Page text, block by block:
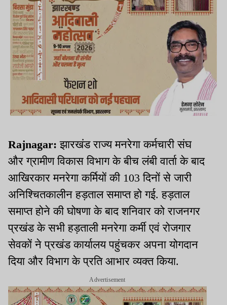
Rajnagar: झारखंड राज्य मनरेगा कर्मचारी संघ
और ग्रामीण विकास विभाग के बीच लंबी वार्ता के बाद
आखिरकार मनरेगा कर्मियों की 103 दिनों से जारी
अनिश्चितकालीन हड़ताल समाप्त हो गई. हड़ताल
समाप्त होने की घोषणा के बाद शनिवार को राजनगर
प्रखंड के सभी हड़ताली मनरेगा कर्मी एवं रोजगार
सेवकों ने प्रखंड कार्यालय पहुंचकर अपना योगदान
दिया और विभाग के प्रति आभार व्यक्त किया.
Advertisement